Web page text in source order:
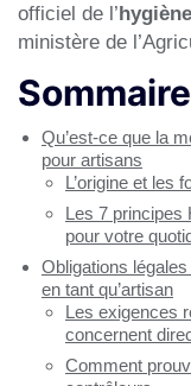
officiel de l’
ministère de
Sommaire
Qu’est-ce que la
pour artisans
L’origine et les
Les 7 principes
pour votre
Obligations
en tant qu’artisan
Les exigences
concernent
Comment